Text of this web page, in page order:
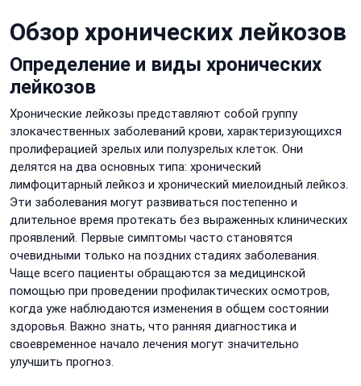
Обзор хронических лейкозов
Определение и виды хронических
лейкозов
Хронические лейкозы представляют собой группу
злокачественных заболеваний крови, характеризующихся
пролиферацией зрелых или полузрелых клеток. Они
делятся на два основных типа: хронический
лимфоцитарный лейкоз и хронический миелоидный лейкоз.
Эти заболевания могут развиваться постепенно и
длительное время протекать без выраженных клинических
проявлений. Первые симптомы часто становятся
очевидными только на поздних стадиях заболевания.
Чаще всего пациенты обращаются за медицинской
помощью при проведении профилактических осмотров,
когда уже наблюдаются изменения в общем состоянии
здоровья. Важно знать, что ранняя диагностика и
своевременное начало лечения могут значительно
улучшить прогноз.